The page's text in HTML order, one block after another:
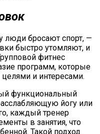
люди бросают спорт, —
быстро утомляют, и
фитнес
программ, которые
и интересами.
функциональный
йогу или
каждый тренер
в занятия, что
Такой подход